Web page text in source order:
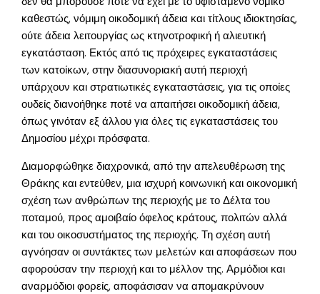
καθεστώς, νόμιμη οικοδομική άδεια και τίτλους ιδιοκτησίας,
ούτε άδεια λειτουργίας ως κτηνοτροφική ή αλιευτική
εγκατάσταση. Εκτός από τις πρόχειρες εγκαταστάσεις
των κατοίκων, στην διασυνοριακή αυτή περιοχή
υπάρχουν και στρατιωτικές εγκαταστάσεις, για τις οποίες
ουδείς διανοήθηκε ποτέ να απαιτήσει οικοδομική άδεια,
όπως γινόταν εξ άλλου για όλες τις εγκαταστάσεις του
Δημοσίου μέχρι πρόσφατα.
Διαμορφώθηκε διαχρονικά, από την απελευθέρωση της
Θράκης και εντεύθεν, μια ισχυρή κοινωνική και οικονομική
σχέση των ανθρώπων της περιοχής με το Δέλτα του
ποταμού, προς αμοιβαίο όφελος κράτους, πολιτών αλλά
και του οικοσυστήματος της περιοχής. Τη σχέση αυτή
αγνόησαν οι συντάκτες των μελετών και αποφάσεων που
αφορούσαν την περιοχή και το μέλλον της. Αρμόδιοι και
αναρμόδιοι φορείς, αποφάσισαν να απομακρύνουν